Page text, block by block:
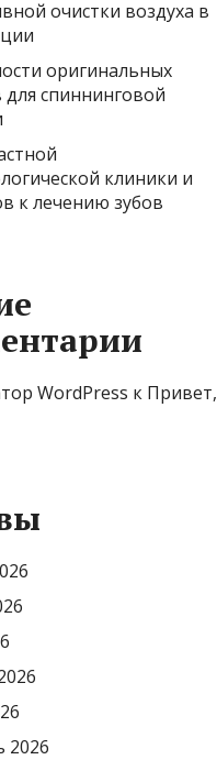
очистки воздуха в
оригинальных
спиннинговой
клиники и
к лечению зубов
WordPress к Привет,
2026